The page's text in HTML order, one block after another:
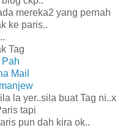
mereka2 yang pernah
ke paris..
Tag
Mail
la yer..sila buat Tag ni..x
tapi
pun dah kira ok..